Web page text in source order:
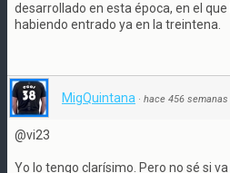
desarrollado en esta época, en el
habiendo entrado ya en la treintena.
MigQuintana · hace 456 semanas
@vi23
Yo lo tengo clarísimo. Pero no sé si